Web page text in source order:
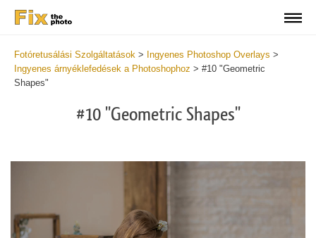
Fotóretusálási Szolgáltatások > Ingyenes Photoshop Overlays >
Ingyenes árnyéklefedések a Photoshophoz > #10 "Geometric
Shapes"
#10 "Geometric Shapes"